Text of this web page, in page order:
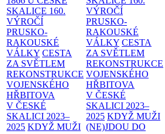
SKALICE 160.
VÝROČÍ
PRUSKO-
RAKOUSKÉ
VÁLKY CESTA
ZA SVĚTLEM
REKONSTRUKCE
VOJENSKÉHO
HŘBITOVA
V ČESKÉ
SKALICI 2023–
2025 KDYŽ MUŽI
VÝROČÍ
PRUSKO-
RAKOUSKÉ
VÁLKY CESTA
ZA SVĚTLEM
REKONSTRUKCE
VOJENSKÉHO
HŘBITOVA
V ČESKÉ
SKALICI 2023–
2025 KDYŽ MUŽI
(NE)JDOU DO